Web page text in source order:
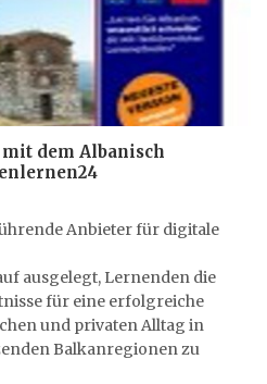
dem Albanisch
Anbieter für digitale
ausgelegt, Lernenden die
für eine erfolgreiche
und privaten Alltag in
Balkanregionen zu